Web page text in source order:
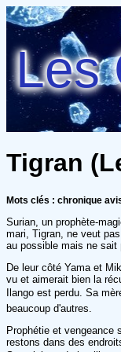
Les
Tigran
Mots clés : chronique
Surian, un prophète-
mari, Tigran, ne veut
au possible mais ne sait
De leur côté Yama et
vu et aimerait bien la
Ilango est perdu. Sa
beaucoup d'autres.
Prophétie et vengeance
restons dans des